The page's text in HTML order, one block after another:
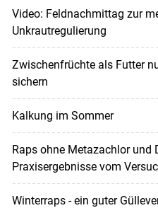
Video: Feldnachmittag zur
Unkrautregulierung
Zwischenfrüchte als Futter
sichern
Kalkung im Sommer
Raps ohne Metazachlor und
Praxisergebnisse vom
Winterraps - ein guter